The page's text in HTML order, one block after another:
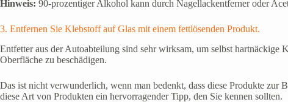
Hinweis: 90-prozentiger Alkohol kann durch Nagellackentferner oder
3. Entfernen Sie Klebstoff auf Glas mit einem fettlösenden Produkt.
Entfetter aus der Autoabteilung sind sehr wirksam, um selbst
Oberfläche zu beschädigen.
Das ist nicht verwunderlich, wenn man bedenkt, dass diese Produkte
diese Art von Produkten ein hervorragender Tipp, den Sie kennen sollten.